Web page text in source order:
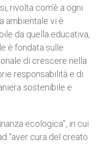
rivolta com’è a ogni
ambientale vi è
da quella educativa,
è fondata sulle
di crescere nella
responsabilità e di
sostenibile e
ecologica”, in cui
“aver cura del creato